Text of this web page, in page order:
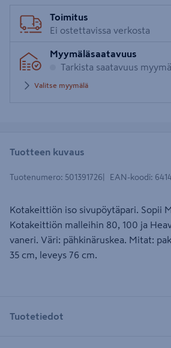
Toimitus
Ei ostettavissa verkosta
Myymäläsaatavuus
Tarkista saatavuus
Valitse myymälä
Tuotteen kuvaus
Tuotenumero: 501391726 EAN-koodi:
Kotakeittiön iso sivupöytäpari. Sopii
Kotakeittiön malleihin 80, 100 ja
vaneri. Väri: pähkinäruskea. Mitat:
35 cm, leveys 76 cm.
Tuotetiedot